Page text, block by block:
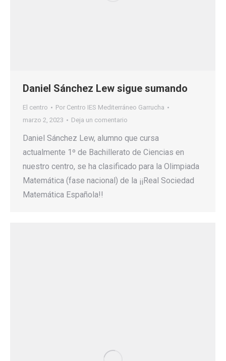
Daniel Sánchez Lew sigue sumando
El centro Por Centro IES Mediterráneo Garrucha
marzo 2, 2023
Deja un comentario
Daniel Sánchez Lew, alumno que cursa
actualmente 1º de Bachillerato de Ciencias en
nuestro centro, se ha clasificado para la Olimpiada
Matemática (fase nacional) de la ¡¡Real Sociedad
Matemática Española!!